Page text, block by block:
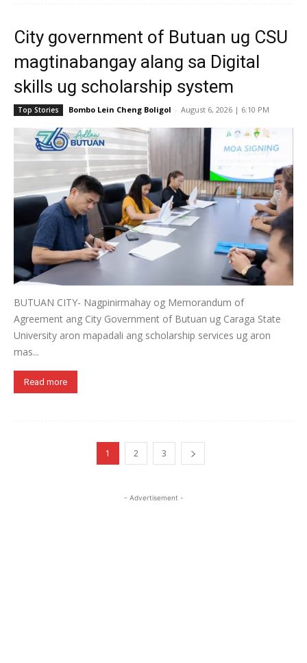
City government of Butuan ug CSU
magtinabangay alang sa Digital
skills ug scholarship system
Top Stories Bombo Lein Cheng Boligol - August 6, 2026 | 6:10 PM
BUTUAN CITY- Nagpinirmahay og Memorandum of
Agreement ang City Government of Butuan ug Caraga State
University aron mapadali ang scholarship services ug aron
mas...
Read more
1 2 3
- Advertisement -